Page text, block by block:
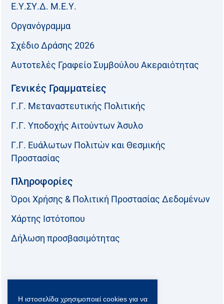
Ε.Υ.ΣΥ.Δ. Μ.Ε.Υ.
Οργανόγραμμα
Σχέδιο Δράσης 2026
Αυτοτελές Γραφείο Συμβούλου Ακεραιότητας
Γενικές Γραμματείες
Γ.Γ. Μεταναστευτικής Πολιτικής
Γ.Γ. Υποδοχής Αιτούντων Άσυλο
Γ.Γ. Ευάλωτων Πολιτών και Θεσμικής
Προστασίας
Πληροφορίες
Όροι Χρήσης & Πολιτική Προστασίας Δεδομένων
Χάρτης Ιστότοπου
Δήλωση προσβασιμότητας
Η ιστοσελίδα χρησιμοποιεί cookies για να